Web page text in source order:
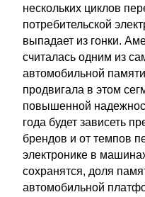
нескольких циклов
потребительской
выпадает из гонки.
считалась одним из
автомобильной
продвигала в этом
повышенной
года будет зависеть
брендов и от темпов
электронике в
сохранятся, доля
автомобильной